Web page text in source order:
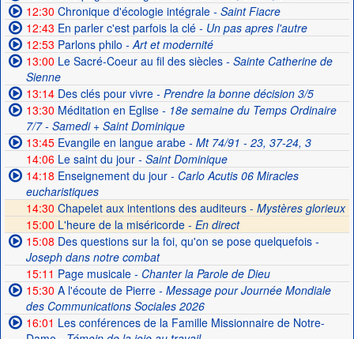
12:30 Chronique d'écologie intégrale- Saint Fiacre
12:43 En parler c'est parfois la clé- Un pas apres l'autre
12:53 Parlons philo - Art et modernité
13:00 Le Sacré-Coeur au fil des siècles- Sainte Catherine de
Sienne
13:14Des clés pour vivre- Prendre la bonne décision 3/5
13:30 Méditation en Eglise- 18e semaine du Temps Ordinaire
7/7 - Samedi + Saint Dominique
13:45Evangile en langue arabe- Mt 74/91 - 23, 37-24, 3
14:06Le saint du jour- Saint Dominique
14:18 Enseignement du jour- Carlo Acutis 06 Miracles
eucharistiques
14:30 Chapelet aux intentions des auditeurs - Mystères glorieux
15:00 L'heure de la miséricorde - En direct
15:08 Des questions sur la foi, qu'on se pose quelquefois-
Joseph dans notre combat
15:11 Page musicale- Chanter la Parole de Dieu
15:30 A l'écoute de Pierre- Message pour Journée Mondiale
des Communications Sociales 2026
16:01 Les conférences de la Famille Missionnaire de Notre-